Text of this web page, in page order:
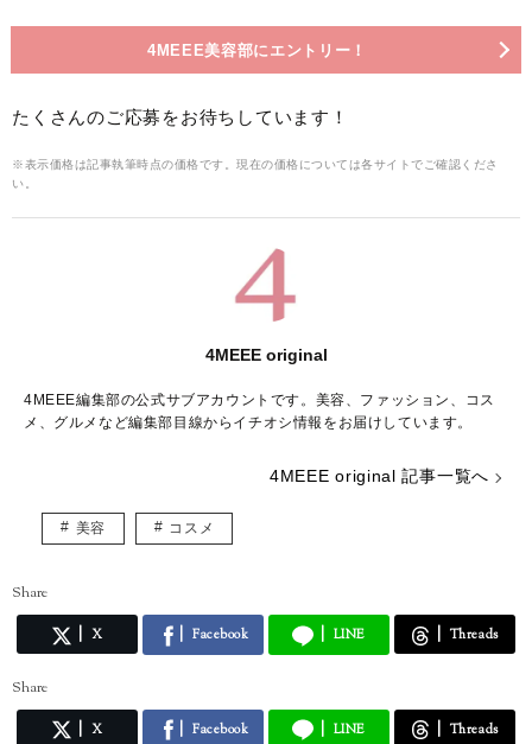
4MEEE美容部にエントリー！
たくさんのご応募をお待ちしています！
※表示価格は記事執筆時点の価格です。現在の価格については各サイトでご確認くださ
い。
4MEEE original
4MEEE編集部の公式サブアカウントです。美容、ファッション、コス
メ、グルメなど編集部目線からイチオシ情報をお届けしています。
4MEEE original 記事一覧へ
美容 コスメ
Share
X Facebook LINE Threads
Share
X Facebook LINE Threads